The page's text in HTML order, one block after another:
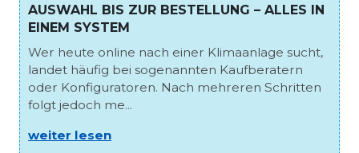
AUSWAHL BIS ZUR BESTELLUNG – ALLES IN
EINEM SYSTEM
Wer heute online nach einer Klimaanlage sucht,
landet häufig bei sogenannten Kaufberatern
oder Konfiguratoren. Nach mehreren Schritten
folgt jedoch me...
weiter lesen